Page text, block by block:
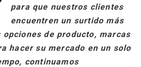
para que nuestros clientes
encuentren un surtido más
opciones de producto, marcas
hacer su mercado en un solo
continuamos